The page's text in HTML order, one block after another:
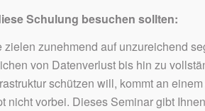
Schulung besuchen sollten:
zielen zunehmend auf unzureichend
von Datenverlust bis hin zu
schützen will, kommt an
nicht vorbei. Dieses Seminar gibt